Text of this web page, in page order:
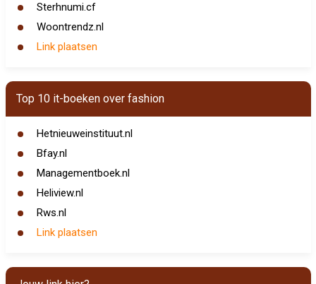
Sterhnumi.cf
Woontrendz.nl
Link plaatsen
Top 10 it-boeken over fashion
Hetnieuweinstituut.nl
Bfay.nl
Managementboek.nl
Heliview.nl
Rws.nl
Link plaatsen